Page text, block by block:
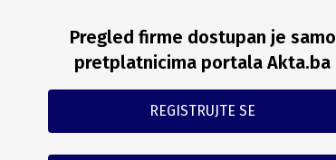
Pregled firme dostupan je samo
pretplatnicima portala Akta.ba
REGISTRUJTE SE